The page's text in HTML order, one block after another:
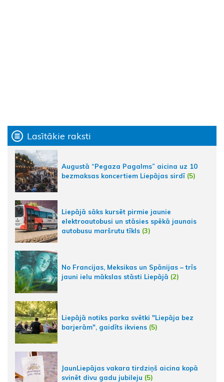
Lasītākie raksti
Augustā “Pegaza Pagalms” aicina uz 10
bezmaksas koncertiem Liepājas sirdī (5)
Liepājā sāks kursēt pirmie jaunie
elektroautobusi un stāsies spēkā jaunais
autobusu maršrutu tīkls (3)
No Francijas, Meksikas un Spānijas – trīs
jauni ielu mākslas stāsti Liepājā (2)
Liepājā notiks parka svētki "Liepāja bez
barjerām", gaidīts ikviens (5)
JaunLiepājas vakara tirdziņš aicina kopā
svinēt divu gadu jubileju (5)